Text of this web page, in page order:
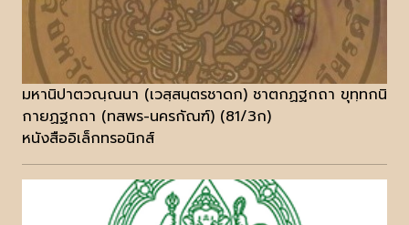
มหานิปาตวณฺณนา (เวสฺสนฺตรชาดก) ชาตกฏฐกถา ขุทฺทกนิ
กายฏฐกถา (ทสพร-นครกัณฑ์) (81/3ก)
หนังสืออิเล็กทรอนิกส์